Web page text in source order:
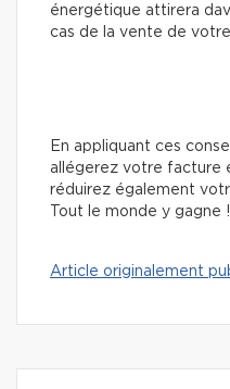
énergétique attirera
cas de la vente de
En appliquant ces
allégerez votre facture
réduirez également
Tout le monde y gagne !
Article originalement